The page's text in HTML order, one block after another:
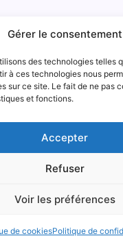
Gérer le consentement
des technologies
à ces technologies nous
sur ce site. Le fait de ne pas
et fonctions.
Accepter
Refuser
Voir les préférences
de cookiesPolitique de